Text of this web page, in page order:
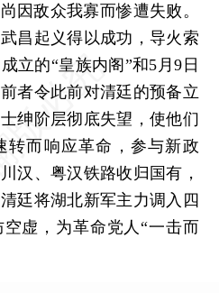
敌众我寡而惨遭失败。
昌起义得以成功，导火索
立的“皇族内阁”和5月9日
者令此前对清廷的预备立
绅阶层彻底失望，使他们
转而响应革命，参与新政
汉、粤汉铁路收归国有，
廷将湖北新军主力调入四
虚，为革命党人“一击而